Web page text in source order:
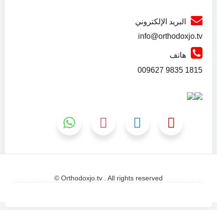
البريد الإلكتروني
info@orthodoxjo.tv
هاتف
1815 9835 009627
Orthodoxjo.tv . All rights reserved ©